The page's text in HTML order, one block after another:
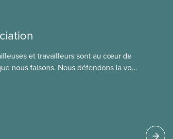
et travailleurs sont au cœur de
nous faisons. Nous défendons la voix